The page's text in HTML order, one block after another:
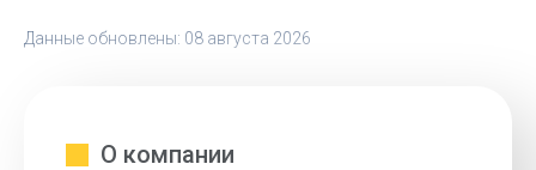
Данные обновлены: 08 августа 2026
О компании